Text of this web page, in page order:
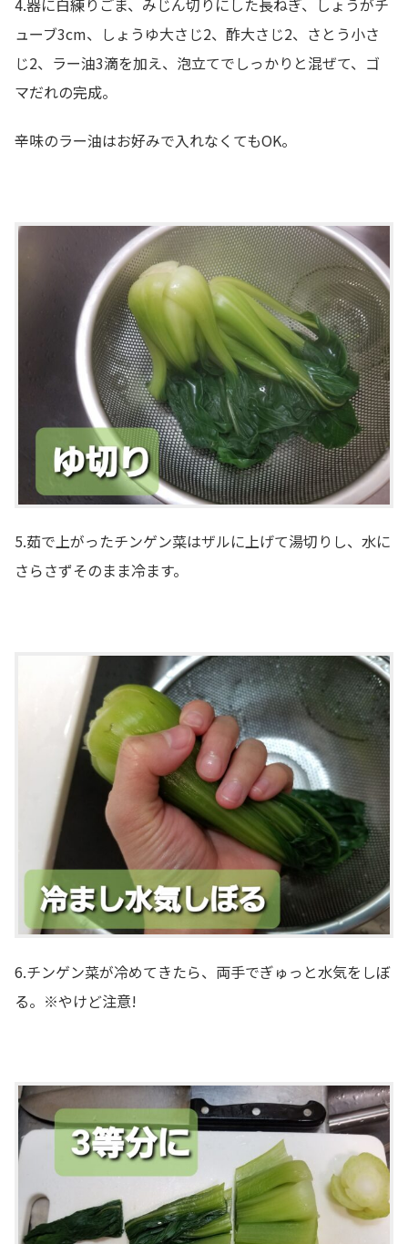
4.器に白練りごま、みじん切りにした長ねぎ、しょうがチ
ューブ3cm、しょうゆ大さじ2、酢大さじ2、さとう小さ
じ2、ラー油3滴を加え、泡立てでしっかりと混ぜて、ゴ
マだれの完成。
辛味のラー油はお好みで入れなくてもOK。
5.茹で上がったチンゲン菜はザルに上げて湯切りし、水に
さらさずそのまま冷ます。
6.チンゲン菜が冷めてきたら、両手でぎゅっと水気をしぼ
る。※やけど注意!